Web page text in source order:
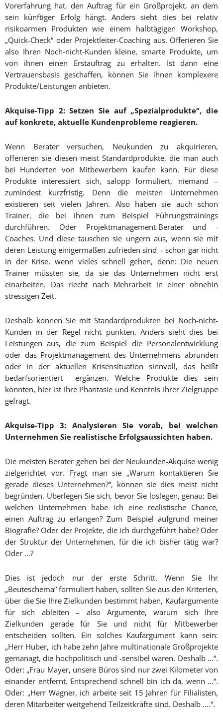
Vorerfahrung hat, den Auftrag für ein Großprojekt, an dem
sein künftiger Erfolg hängt. Anders sieht dies bei relativ
risikoarmen Produkten wie einem halbtägigen Workshop,
„Quick-Check“ oder Projektleiter-Coaching aus. Offerieren Sie
also Ihren Noch-nicht-Kunden kleine, smarte Produkte, um
von ihnen einen Erstauftrag zu erhalten. Ist dann eine
Vertrauensbasis geschaffen, können Sie ihnen komplexere
Produkte/Leistungen anbieten.
Akquise-Tipp 2: Setzen Sie auf „Spezialprodukte“, die
auf konkrete, aktuelle Kundenprobleme reagieren.
Wenn Berater versuchen, Neukunden zu akquirieren,
offerieren sie diesen meist Standardprodukte, die man auch
bei Hunderten von Mitbewerbern kaufen kann. Für diese
Produkte interessiert sich, salopp formuliert, niemand –
zumindest kurzfristig. Denn die meisten Unternehmen
existieren seit vielen Jahren. Also haben sie auch schon
Trainer, die bei ihnen zum Beispiel Führungstrainings
durchführen. Oder Projektmanagement-Berater und -
Coaches. Und diese tauschen sie ungern aus, wenn sie mit
deren Leistung einigermaßen zufrieden sind – schon gar nicht
in der Krise, wenn vieles schnell gehen, denn: Die neuen
Trainer müssten sie, da sie das Unternehmen nicht erst
einarbeiten. Das riecht nach Mehrarbeit in einer ohnehin
stressigen Zeit.
Deshalb können Sie mit Standardprodukten bei Noch-nicht-
Kunden in der Regel nicht punkten. Anders sieht dies bei
Leistungen aus, die zum Beispiel die Personalentwicklung
oder das Projektmanagement des Unternehmens abrunden
oder in der aktuellen Krisensituation sinnvoll, das heißt
bedarfsorientiert ergänzen. Welche Produkte dies sein
könnten, hier ist Ihre Phantasie und Kenntnis Ihrer Zielgruppe
gefragt.
Akquise-Tipp 3: Analysieren Sie vorab, bei welchen
Unternehmen Sie realistische Erfolgsaussichten haben.
Die meisten Berater gehen bei der Neukunden-Akquise wenig
zielgerichtet vor. Fragt man sie „Warum kontaktieren Sie
gerade dieses Unternehmen?“, können sie dies meist nicht
begründen. Überlegen Sie sich, bevor Sie loslegen, genau: Bei
welchen Unternehmen habe ich eine realistische Chance,
einen Auftrag zu erlangen? Zum Beispiel aufgrund meiner
Biografie? Oder der Projekte, die ich durchgeführt habe? Oder
der Struktur der Unternehmen, für die ich bisher tätig war?
Oder …?
Dies ist jedoch nur der erste Schritt. Wenn Sie Ihr
„Beuteschema“ formuliert haben, sollten Sie aus den Kriterien,
über die Sie Ihre Zielkunden bestimmt haben, Kaufargumente
für sich ableiten – also Argumente, warum sich Ihre
Zielkunden gerade für Sie und nicht für Mitbewerber
entscheiden sollten. Ein solches Kaufargument kann sein:
„Herr Huber, ich habe zehn Jahre multinationale Großprojekte
gemanagt, die hochpolitisch und -sensibel waren. Deshalb …“.
Oder: „Frau Mayer, unsere Büros sind nur zwei Kilometer von
einander entfernt. Entsprechend schnell bin ich da, wenn …“.
Oder: „Herr Wagner, ich arbeite seit 15 Jahren für Filialisten,
deren Mitarbeiter weitgehend Teilzeitkräfte sind. Deshalb ….“.